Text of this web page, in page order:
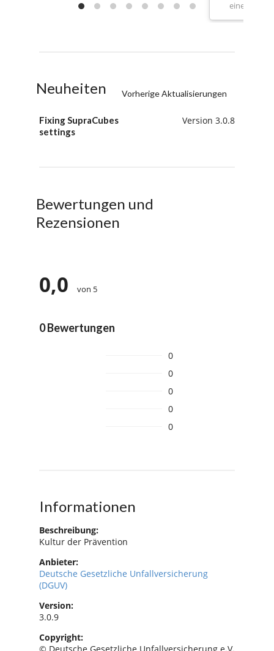
eine gute
Neuheiten Vorherige Aktualisierungen
Fixing SupraCubes
settings
Version 3.0.8
Bewertungen und
Rezensionen
0,0 von 5
0 Bewertungen
0
0
0
0
0
Informationen
Beschreibung:
Kultur der Prävention
Anbieter:
Deutsche Gesetzliche Unfallversicherung
(DGUV)
Version:
3.0.9
Copyright: